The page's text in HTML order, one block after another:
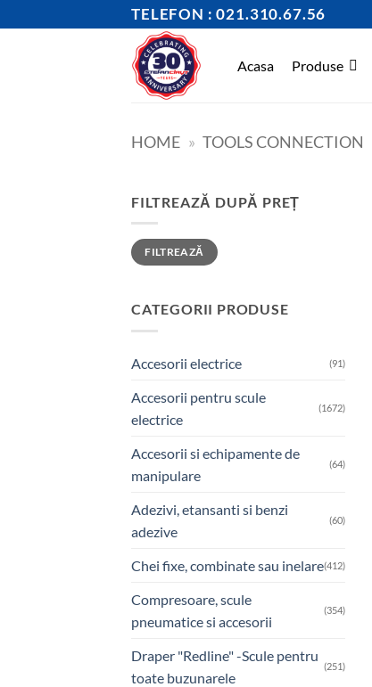
to
TELEFON : 021.310.67.56
Acasa Produse
HOME » TOOLS CONNECTION
FILTREAZĂ DUPĂ PREȚ
Preț
minim
Preț
maxim
FILTREAZĂ
CATEGORII PRODUSE
Accesorii electrice (91)
Accesorii pentru scule
electrice
(1672)
Accesorii si echipamente de
manipulare
(64)
Adezivi, etansanti si benzi
adezive
(60)
Chei fixe, combinate sau inelare(412)
Compresoare, scule
pneumatice si accesorii
(354)
Draper "Redline" -Scule pentru
toate buzunarele
(251)